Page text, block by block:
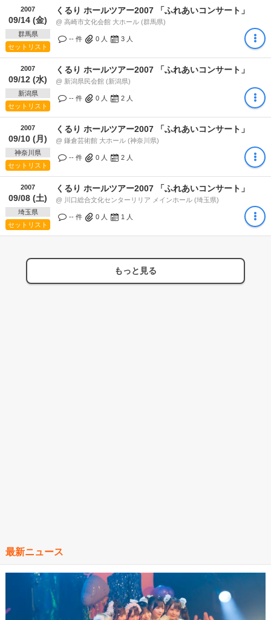
2007
09/14 (金)
群馬県
セットリスト
くるり ホールツアー2007 「ふれあいコンサート」
@ 高崎市文化会館 大ホール (群馬県)
-- 件 0 人 3 人
2007
09/12 (水)
新潟県
セットリスト
くるり ホールツアー2007 「ふれあいコンサート」
@ 新潟県民会館 (新潟県)
-- 件 0 人 2 人
2007
09/10 (月)
神奈川県
セットリスト
くるり ホールツアー2007 「ふれあいコンサート」
@ 鎌倉芸術館 大ホール (神奈川県)
-- 件 0 人 2 人
2007
09/08 (土)
埼玉県
セットリスト
くるり ホールツアー2007 「ふれあいコンサート」
@ 川口総合文化センターリリア メインホール (埼玉県)
-- 件 0 人 1 人
もっと見る
最新ニュース